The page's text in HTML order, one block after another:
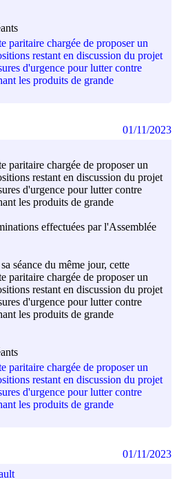
paritaire chargée de proposer un
restant en discussion du projet
d'urgence pour lutter contre
les produits de grande
paritaire chargée de proposer un
restant en discussion du projet
d'urgence pour lutter contre
les produits de grande
effectuées par l'Assemblée
séance du même jour, cette
paritaire chargée de proposer un
restant en discussion du projet
d'urgence pour lutter contre
les produits de grande
paritaire chargée de proposer un
restant en discussion du projet
d'urgence pour lutter contre
les produits de grande
01/11/2023
01/11/2023